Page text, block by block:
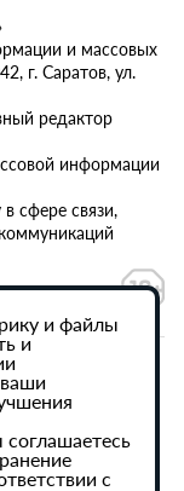
и массовых
г. Саратов, ул.
редактор
информации
сфере связи,
данных
и файлы
и
с